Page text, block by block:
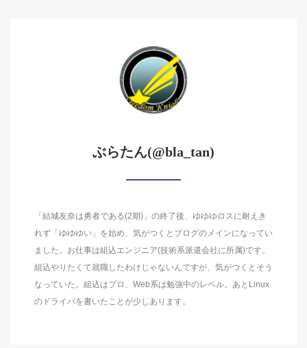
ぶらたん(@bla_tan)
「結城友奈は勇者である(2期)」の終了後、ゆゆゆロスに耐えき
れず「ゆゆゆい」を始め、気がつくとブログのメインになってい
ました。お仕事は組込エンジニア(技術系派遣会社に所属)です。
組込やりたくて就職したわけじゃないんですが、気がつくとそう
なっていた。組込はプロ、Web系は勉強中のレベル。あとLinux
のドライバを書いたことが少しあります。